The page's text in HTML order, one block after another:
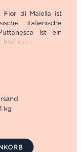
Fior di Maiella ist
italienische
ist ein
Aromen,
kg